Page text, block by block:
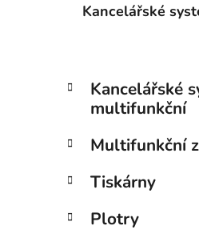
Kancelářské
P
t
a
n
Přeskočit
kategorie
K
a
g
r
e
Kancelářské
multifunkční
Multifunkční
Tiskárny
Plotry